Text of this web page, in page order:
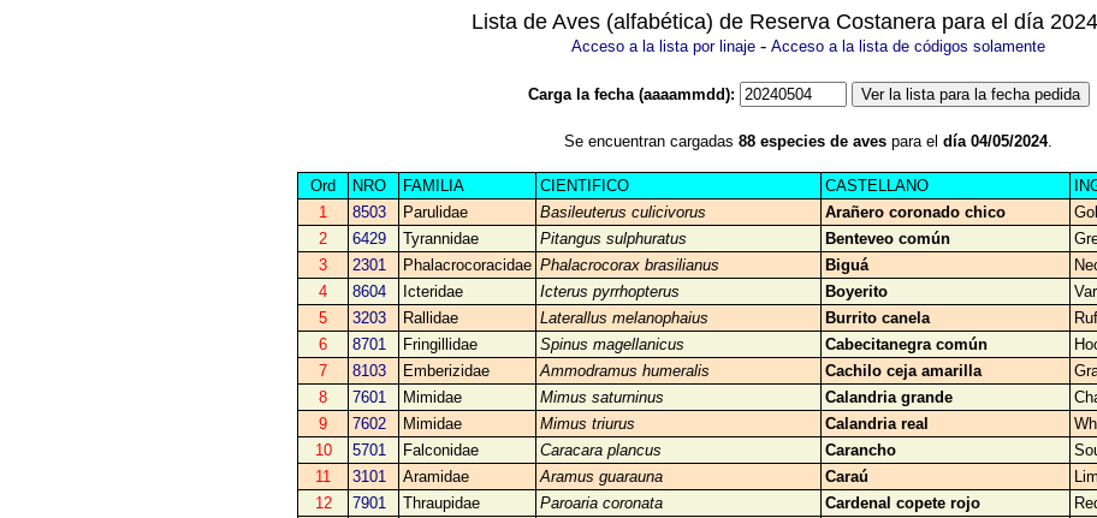
Lista de Aves (alfabética) de Reserva Costanera para el día
Acceso a la lista por linaje - Acceso a la lista de códigos solamente
Carga la fecha (aaaammdd):
Se encuentran cargadas 88 especies de aves para el día 04/05/2024.
Ord NRO FAMILIA CIENTIFICO CASTELLANO
1
8503 Parulidae Basileuterus culicivorus Arañero coronado chico
2
6429 Tyrannidae Pitangus sulphuratus Benteveo común
3
2301 Phalacrocoracidae Phalacrocorax brasilianus Biguá
4
8604 Icteridae Icterus pyrrhopterus Boyerito
5
3203 Rallidae Laterallus melanophaius Burrito canela
6
8701 Fringillidae Spinus magellanicus Cabecitanegra común
7
8103 Emberizidae Ammodramus humeralis Cachilo ceja amarilla
8
7601 Mimidae Mimus saturninus Calandria grande
9
7602 Mimidae Mimus triurus Calandria real
10
5701 Falconidae Caracara plancus Carancho
11
3101 Aramidae Aramus guarauna Caraú
12
7901 Thraupidae Paroaria coronata Cardenal copete rojo